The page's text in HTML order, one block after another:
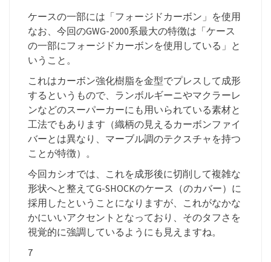
ケースの一部には「フォージドカーボン」を使用
なお、今回のGWG-2000系最大の特徴は「ケース
の一部にフォージドカーボンを使用している」と
いうこと。
これはカーボン強化樹脂を金型でプレスして成形
するというもので、ランボルギーニやマクラーレ
ンなどのスーパーカーにも用いられている素材と
工法でもあります（織柄の見えるカーボンファイ
バーとは異なり、マーブル調のテクスチャを持つ
ことが特徴）。
今回カシオでは、これを成形後に切削して複雑な
形状へと整えてG-SHOCKのケース（のカバー）に
採用したということになりますが、これがなかな
かにいいアクセントとなっており、そのタフさを
視覚的に強調しているようにも見えますね。
7